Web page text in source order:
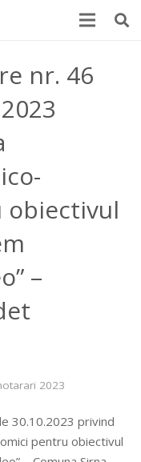
nr. 46
obiectivul
–
2023
30.10.2023 privind
pentru obiectivul